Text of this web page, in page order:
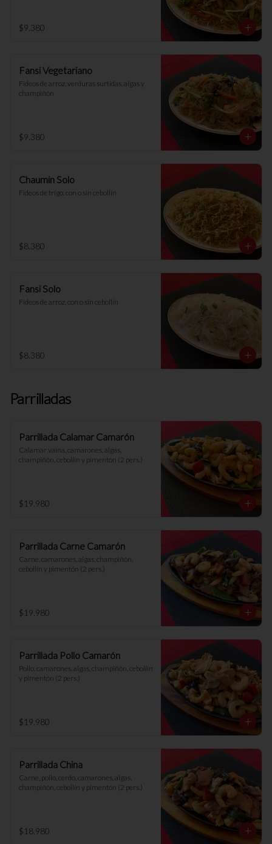
$9.380
Fansi Vegetariano
Fideos de arroz, verduras surtidas, algas y
champiñón
$9.380
Chaumin Solo
Fideos de trigo, con o sin cebollín
$8.380
Fansi Solo
Fideos de arroz, con o sin cebollín
$8.380
Parrilladas
Parrillada Calamar Camarón
Calamar vaina, camarones, algas,
champiñón, cebollín y pimentón (2 pers.)
$19.980
Parrillada Carne Camarón
Carne, camarones, algas, champiñón,
cebollín y pimentón (2 pers.)
$19.980
Parrillada Pollo Camarón
Pollo, camarones, algas, champiñón, cebollín
y pimentón (2 pers.)
$19.980
Parrillada China
Carne, pollo, cerdo, camarones, algas,
champiñón, cebollín y pimentón (2 pers.)
$18.980